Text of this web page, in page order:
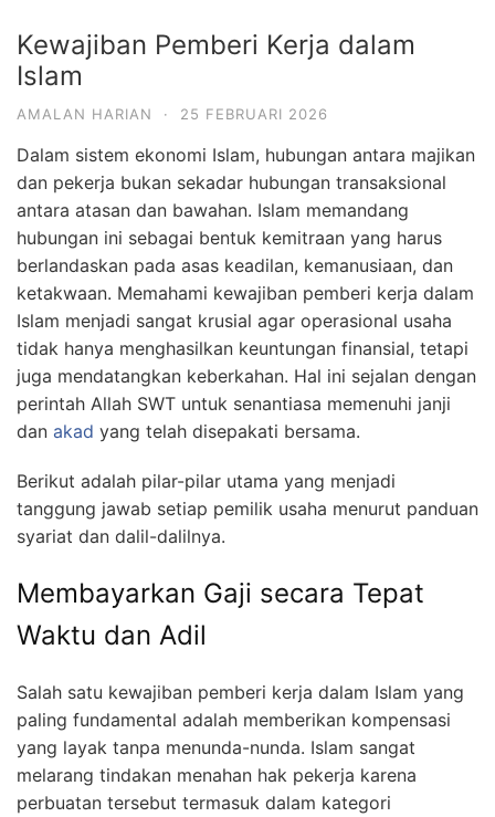
Kewajiban Pemberi Kerja dalam
Islam
AMALAN HARIAN · 25 FEBRUARI 2026
Dalam sistem ekonomi Islam, hubungan antara majikan
dan pekerja bukan sekadar hubungan transaksional
antara atasan dan bawahan. Islam memandang
hubungan ini sebagai bentuk kemitraan yang harus
berlandaskan pada asas keadilan, kemanusiaan, dan
ketakwaan. Memahami kewajiban pemberi kerja dalam
Islam menjadi sangat krusial agar operasional usaha
tidak hanya menghasilkan keuntungan finansial, tetapi
juga mendatangkan keberkahan. Hal ini sejalan dengan
perintah Allah SWT untuk senantiasa memenuhi janji
dan akad yang telah disepakati bersama.
Berikut adalah pilar-pilar utama yang menjadi
tanggung jawab setiap pemilik usaha menurut panduan
syariat dan dalil-dalilnya.
Membayarkan Gaji secara Tepat
Waktu dan Adil
Salah satu kewajiban pemberi kerja dalam Islam yang
paling fundamental adalah memberikan kompensasi
yang layak tanpa menunda-nunda. Islam sangat
melarang tindakan menahan hak pekerja karena
perbuatan tersebut termasuk dalam kategori